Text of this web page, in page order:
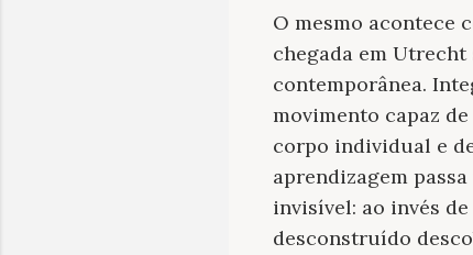
O mesmo acontece
chegada em
contemporânea.
movimento capaz
corpo individual e
aprendizagem
invisível: ao invés
desconstruído